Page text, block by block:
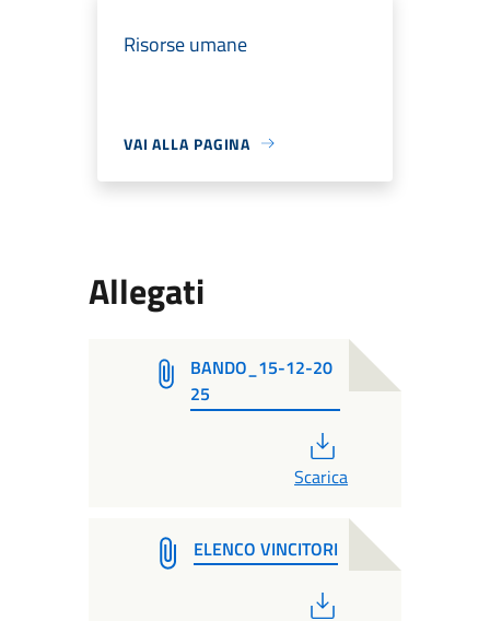
Risorse umane
VAI ALLA PAGINA
Allegati
BANDO_15-12-20
25
Scarica
ELENCO VINCITORI